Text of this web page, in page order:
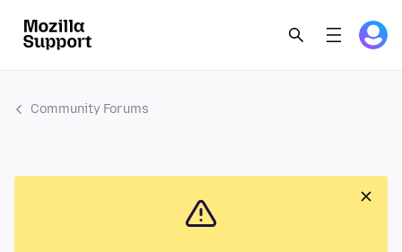
Community Forums